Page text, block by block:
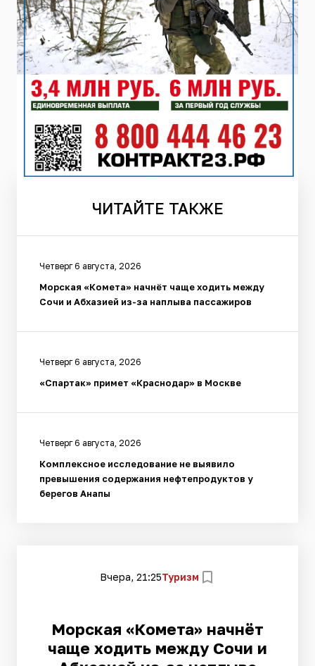
ЧИТАЙТЕ ТАКЖЕ
Четверг 6 августа, 2026
Морская «Комета» начнёт чаще ходить между
Сочи и Абхазией из-за наплыва пассажиров
Четверг 6 августа, 2026
«Спартак» примет «Краснодар» в Москве
Четверг 6 августа, 2026
Комплексное исследование не выявило
превышения содержания нефтепродуктов у
берегов Анапы
Вчера, 21:25Туризм
Морская «Комета» начнёт
чаще ходить между Сочи и